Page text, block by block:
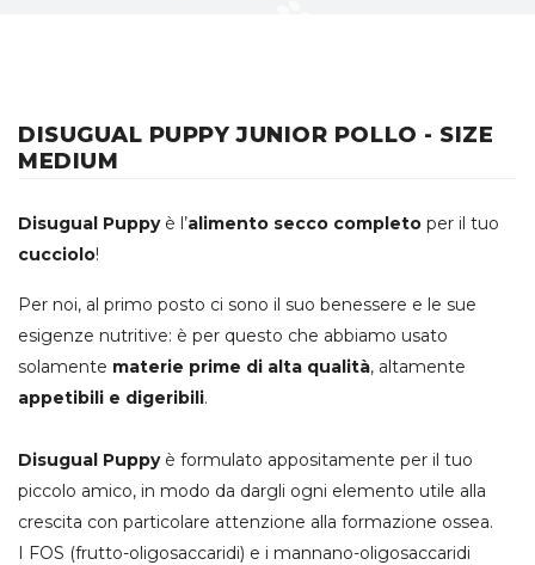
DISUGUAL PUPPY JUNIOR POLLO - SIZE
MEDIUM
Disugual Puppyè l’alimento secco completo per il tuo
cucciolo!
Per noi, al primo posto ci sono il suo benessere e le sue
esigenze nutritive: è per questo che abbiamo usato
solamente materie prime di alta qualità, altamente
appetibili e digeribili.
Disugual Puppyè formulato appositamente per il tuo
piccolo amico, in modo da dargli ogni elemento utile alla
crescita con particolare attenzione alla formazione ossea.
I FOS (frutto-oligosaccaridi) e i mannano-oligosaccaridi